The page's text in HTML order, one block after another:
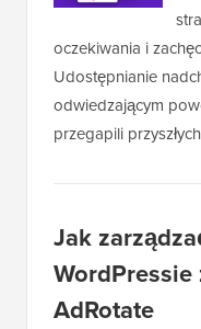
oczekiwania i
Udostępnianie
odwiedzającym
przegapili
Jak
AdRotate